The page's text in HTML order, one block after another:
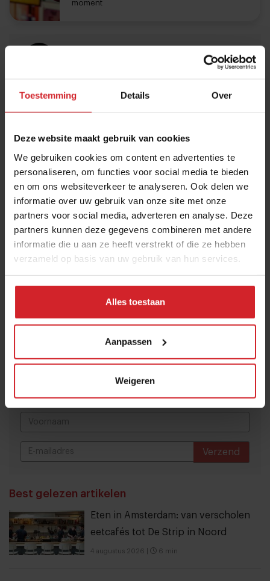
Toestemming Details Over
Deze website maakt gebruik van cookies
We gebruiken cookies om content en advertenties te
personaliseren, om functies voor social media te bieden
en om ons websiteverkeer te analyseren. Ook delen we
informatie over uw gebruik van onze site met onze
partners voor social media, adverteren en analyse. Deze
partners kunnen deze gegevens combineren met andere
informatie die u aan ze heeft verstrekt of die ze hebben
verzameld op basis van uw gebruik van hun services.
Alles toestaan
Aanpassen
Weigeren
moment
Over deze auteur
Expertise: Systeemgastronomie, fastservice,
Schrijft al sinds 1991 over conceptuele en
bedrijfseconomische ontwikkelingen in
systeemgastronomie, foodservice en foodretail. Hij
publiceerde onder andere de boekenMcSuccesenFebo
een fenomeen.
Deel artikel
Meld je aan voor de nieuwsbrief
Ja, ik wil graag drie keer per week de nieuwsbrief
ontvangen met de laatste trends, culinaire inspiratie en
interviews van Food Inspiration per e-mail.
voor meer informatie.
Verzend
Best gelezen artikelen
Eten in Amsterdam: van verscholen
eetcafés tot De Strip in Noord
4 augustus 2026 6 min